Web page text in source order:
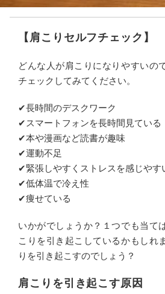
【肩こりセルフチェック】
どんな人が肩こりになりやすいの
チェックしてみてください。
✔︎長時間のデスクワーク
✔︎スマートフォンを長時間見ている
✔︎本や漫画など読書が趣味
✔︎運動不足
✔︎緊張しやすくストレスを感じやす
✔︎低体温で冷え性
✔︎痩せている
いかがでしょうか？１つでも当て
こりを引き起こしているかもしれ
りを引き起こすのでしょう？
肩こりを引き起こす原因